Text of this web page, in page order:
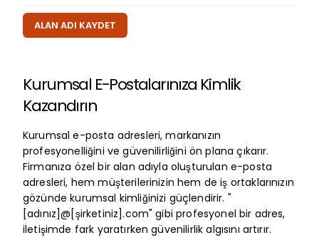
ALAN ADI KAYDET
Kurumsal E-Postalarınıza Kimlik
Kazandırın
Kurumsal e-posta adresleri, markanızın
profesyonelliğini ve güvenilirliğini ön plana çıkarır.
Firmanıza özel bir alan adıyla oluşturulan e-posta
adresleri, hem müşterilerinizin hem de iş ortaklarınızın
gözünde kurumsal kimliğinizi güçlendirir. "
[adınız]@[şirketiniz].com" gibi profesyonel bir adres,
iletişimde fark yaratırken güvenilirlik algısını artırır.